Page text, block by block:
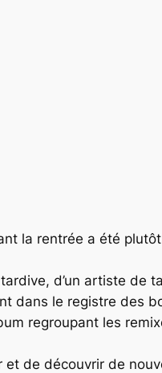
la rentrée a été
d’un artiste de
dans le registre des
regroupant les
et de découvrir de